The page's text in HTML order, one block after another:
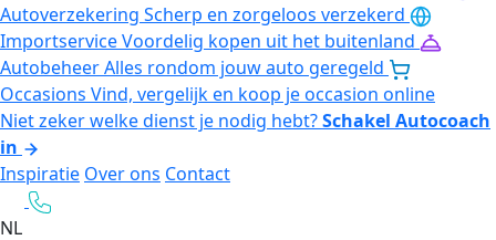
Autoverzekering Scherp en zorgeloos verzekerd
ImportserviceVoordelig kopen uit het buitenland
AutobeheerAlles rondom jouw auto geregeld
Occasions Vind, vergelijk en koop je occasion online
Niet zeker welke dienst je nodig hebt?Schakel Autocoach
in
Inspiratie Over ons Contact
NL